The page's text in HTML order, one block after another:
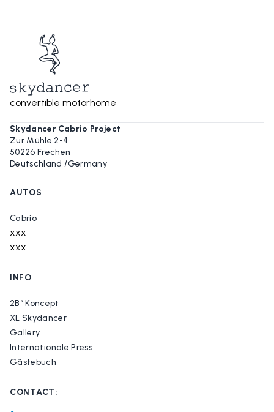
convertible motorhome
Skydancer Cabrio Project
Zur Mühle 2-4
50226 Frechen
Deutschland /Germany
AUTOS
Cabrio
xxx
xxx
INFO
2B“ Koncept
XL Skydancer
Gallery
Internationale Press
Gästebuch
CONTACT: